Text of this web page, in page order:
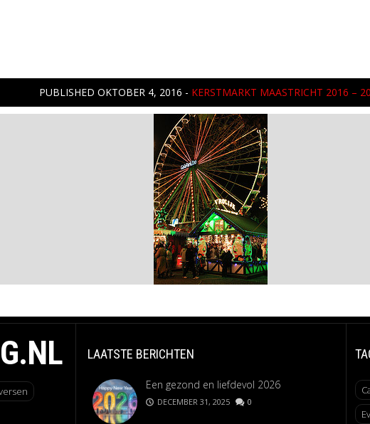
PUBLISHED OKTOBER 4, 2016 - KERSTMARKT MAASTRICHT 2016 –
LAATSTE BERICHTEN
Een gezond en liefdevol 2026
DECEMBER 31, 2025 0